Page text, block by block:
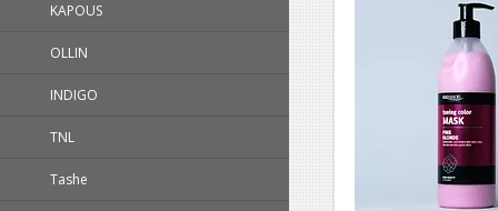
KAPOUS
OLLIN
INDIGO
TNL
Tashe